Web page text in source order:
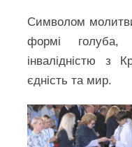
Символом
формі голуба,
інвалідністю з
єдність та мир.